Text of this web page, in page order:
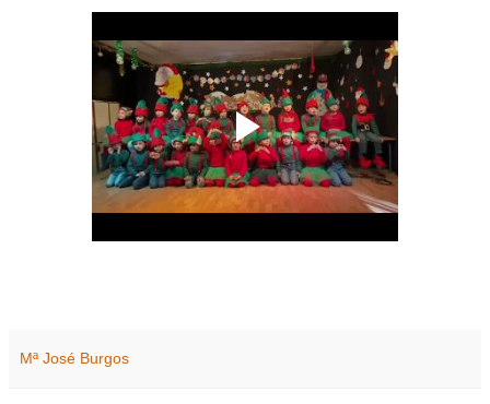
Mª José Burgos